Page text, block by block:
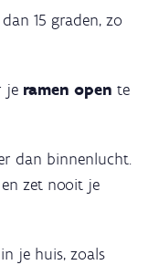
15 graden, zo
je ramen open te
dan binnenlucht.
zet nooit je
in je huis, zoals